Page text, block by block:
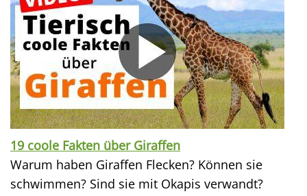
19 coole Fakten über Giraffen
Warum haben Giraffen Flecken? Können sie
schwimmen? Sind sie mit Okapis verwandt?